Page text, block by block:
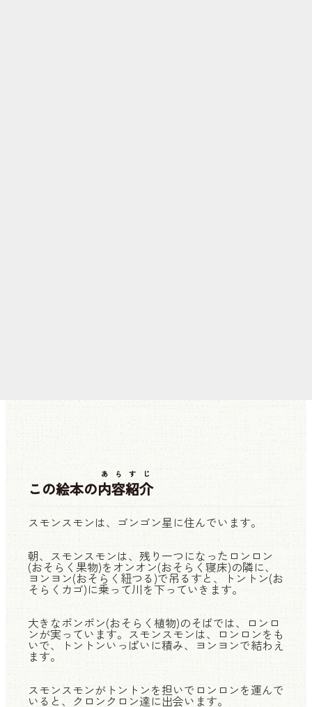
この絵本の内容紹介
あらすじ
スモンスモンは、ゴンゴン星に住んでいます。
朝、スモンスモンは、残り一つになったロンロン
(おそらく果物)をオンオン(おそらく寝床)の隣に、
ヨンヨン(おそらく紐つる)で吊るすと、トントン(お
そらくカゴ)に乗って川を下っていきます。
大きなポンポン(おそらく植物)のそばでは、ロンロ
ンが実っています。スモンスモンは、ロンロンをも
いで、トントンいっぱいに積み、ヨンヨンで結わえ
ます。
スモンスモンがトントンを担いでロンロンを運んで
いると、クロンクロン達に出会います。